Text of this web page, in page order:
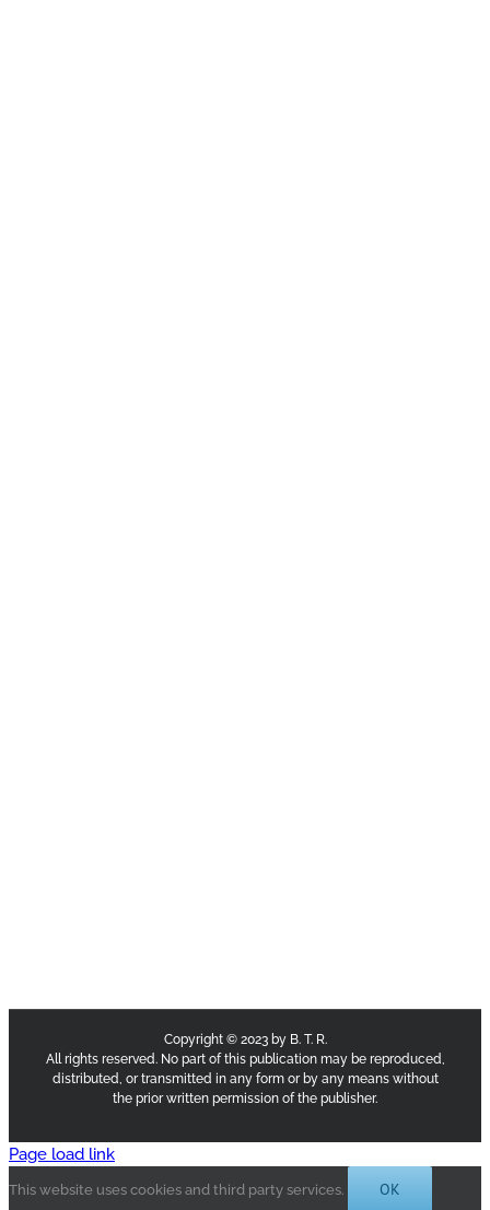
Copyright © 2023 by B. T. R.
All rights reserved. No part of this publication may be reproduced,
distributed, or transmitted in any form or by any means without
the prior written permission of the publisher.
Page load link
This website uses cookies and third party services. OK